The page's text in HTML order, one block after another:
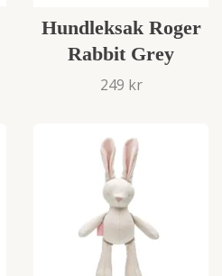
Hundleksak Roger
Rabbit Grey
249 kr